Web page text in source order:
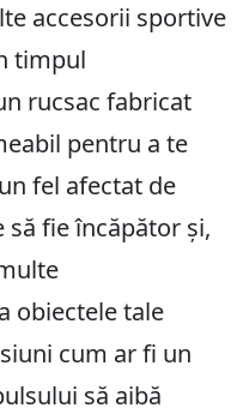
accesorii sportive
timpul
rucsac fabricat
pentru a te
fel afectat de
fie încăpător și,
obiectele tale
cum ar fi un
să aibă